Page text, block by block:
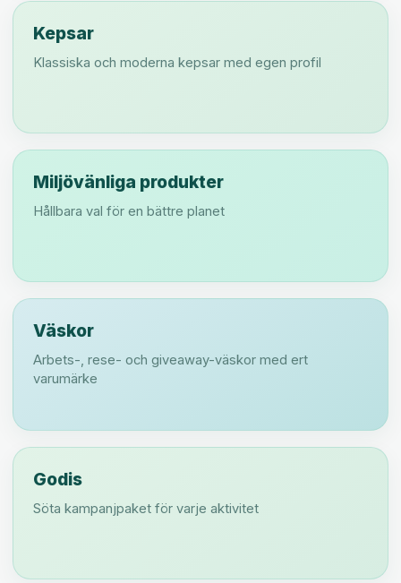
Kepsar
Klassiska och moderna kepsar med egen profil
Miljövänliga produkter
Hållbara val för en bättre planet
Väskor
Arbets-, rese- och giveaway-väskor med ert
varumärke
Godis
Söta kampanjpaket för varje aktivitet